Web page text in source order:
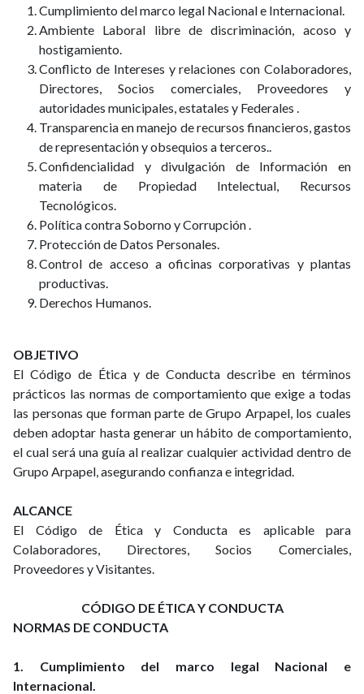
Cumplimiento del marco legal Nacional e Internacional.
Ambiente Laboral libre de discriminación, acoso y
hostigamiento.
Conflicto de Intereses y relaciones con Colaboradores,
Directores, Socios comerciales, Proveedores y
autoridades municipales, estatales y Federales .
Transparencia en manejo de recursos financieros, gastos
de representación y obsequios a terceros..
Confidencialidad y divulgación de Información en
materia de Propiedad Intelectual, Recursos
Tecnológicos.
Política contra Soborno y Corrupción .
Protección de Datos Personales.
Control de acceso a oficinas corporativas y plantas
productivas.
Derechos Humanos.
OBJETIVO
El Código de Ética y de Conducta describe en términos
prácticos las normas de comportamiento que exige a todas
las personas que forman parte de Grupo Arpapel, los cuales
deben adoptar hasta generar un hábito de comportamiento,
el cual será una guía al realizar cualquier actividad dentro de
Grupo Arpapel, asegurando confianza e integridad.
ALCANCE
El Código de Ética y Conducta es aplicable para
Colaboradores, Directores, Socios Comerciales,
Proveedores y Visitantes.
CÓDIGO DE ÉTICA Y CONDUCTA
NORMAS DE CONDUCTA
1. Cumplimiento del marco legal Nacional e
Internacional.